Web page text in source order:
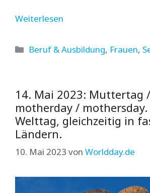
Weiterlesen
Kategorien
Beruf & Ausbildung, Frauen,
14. Mai 2023: Muttertag /
motherday / mothersday.
Welttag, gleichzeitig in
Ländern.
10. Mai 2023 von Worldday.de